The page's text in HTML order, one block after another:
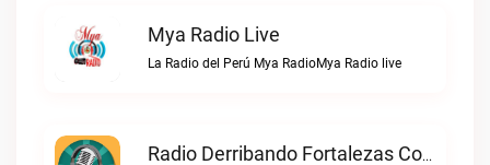
Mya Radio Live
La Radio del Perú Mya RadioMya Radio live
Radio Derribando Fortalezas Con Cristo Live